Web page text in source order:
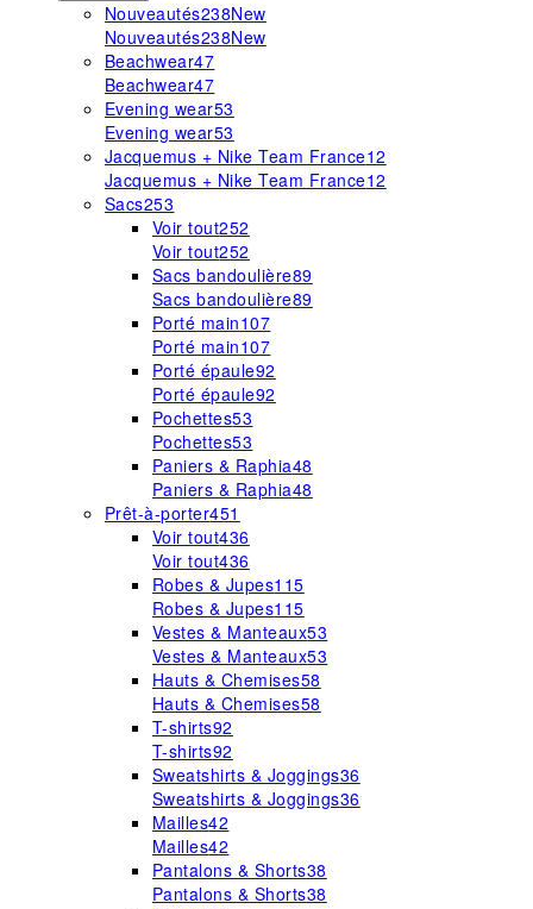
Nouveautés238New
Nouveautés238New
Beachwear47
Beachwear47
Evening wear53
Evening wear53
Jacquemus + Nike Team France12
Jacquemus + Nike Team France12
Sacs253
Voir tout252
Voir tout252
Sacs bandoulière89
Sacs bandoulière89
Porté main107
Porté main107
Porté épaule92
Porté épaule92
Pochettes53
Pochettes53
Paniers & Raphia48
Paniers & Raphia48
Prêt-à-porter451
Voir tout436
Voir tout436
Robes & Jupes115
Robes & Jupes115
Vestes & Manteaux53
Vestes & Manteaux53
Hauts & Chemises58
Hauts & Chemises58
T-shirts92
T-shirts92
Sweatshirts & Joggings36
Sweatshirts & Joggings36
Mailles42
Mailles42
Pantalons & Shorts38
Pantalons & Shorts38